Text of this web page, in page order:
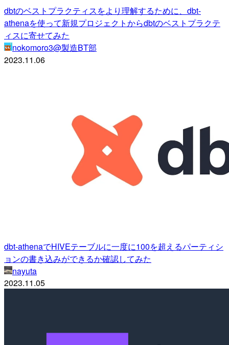
dbtのベストプラクティスをより理解するために、dbt-
athenaを使って新規プロジェクトからdbtのベストプラクテ
ィスに寄せてみた
nokomoro3@製造BT部
2023.11.06
dbt-athenaでHIVEテーブルに一度に100を超えるパーティシ
ョンの書き込みができるか確認してみた
nayuta
2023.11.05